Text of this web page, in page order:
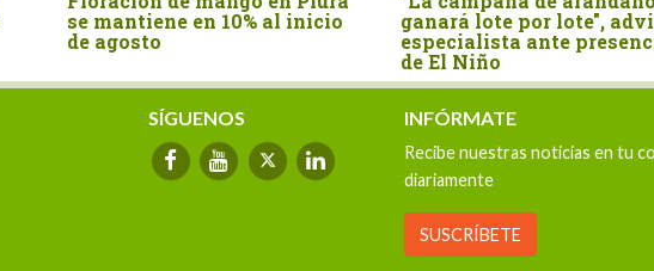
se mantiene en 10% al inicio
de agosto
ganará lote por lote",
especialista ante
de El Niño
SÍGUENOS INFÓRMATE
Recibe nuestras noticias en tu
diariamente
SUSCRÍBETE